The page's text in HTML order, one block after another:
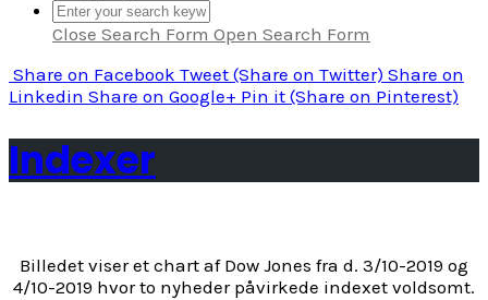
Close Search Form Open Search Form
Share on Facebook Tweet (Share on Twitter) Share on
Linkedin Share on Google+ Pin it (Share on Pinterest)
Indexer
Billedet viser et chart af Dow Jones fra d. 3/10-2019 og
4/10-2019 hvor to nyheder påvirkede indexet voldsomt.